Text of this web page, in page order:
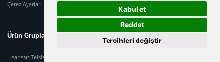
Kabul et
Reddet
Tercihleri değiştir
Çerez Ayarları
Ürün Grupları
Lisanssız Telsiz